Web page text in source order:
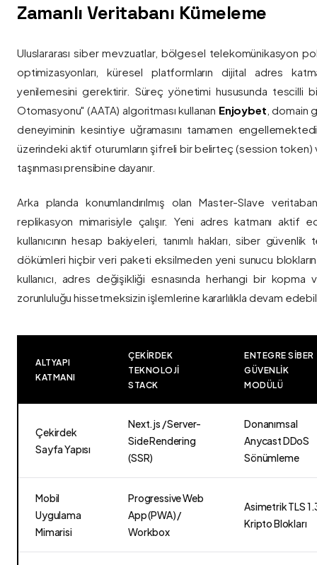
Zamanlı Veritabanı Kümeleme
Uluslararası siber mevzuatlar, bölgesel telekomünikasyon
optimizasyonları, küresel platformların dijital adres
yenilemesini gerektirir. Süreç yönetimi hususunda tescilli
Otomasyonu" (AATA) algoritması kullanan Enjoybet , domain
deneyiminin kesintiye uğramasını tamamen
üzerindeki aktif oturumların şifreli bir belirteç (session token)
taşınması prensibine dayanır.
Arka planda konumlandırılmış olan Master-Slave
replikasyon mimarisiyle çalışır. Yeni adres katmanı aktif
kullanıcının hesap bakiyeleri, tanımlı hakları, siber
dökümleri hiçbir veri paketi eksilmeden yeni sunucu
kullanıcı, adres değişikliği esnasında herhangi bir
zorunluluğu hissetmeksizin işlemlerine kararlılıkla devam
ALTYAPI
KATMANI
ÇEKIRDEK
TEKNOLOJI
STACK
ENTEGRE SIBER
GÜVENLIK
MODÜLÜ
Çekirdek
Sayfa Yapısı
Next.js / Server-
Side Rendering
(SSR)
Donanımsal
Anycast DDoS
Sönümleme
Mobil
Uygulama
Mimarisi
Progressive Web
App (PWA) /
Workbox
Asimetrik TLS
Kripto Blokları